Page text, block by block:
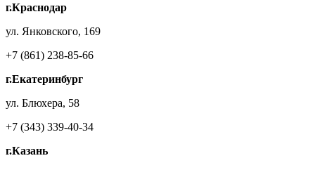
г.Краснодар
ул. Янковского, 169
+7 (861) 238-85-66
г.Екатеринбург
ул. Блюхера, 58
+7 (343) 339-40-34
г.Казань